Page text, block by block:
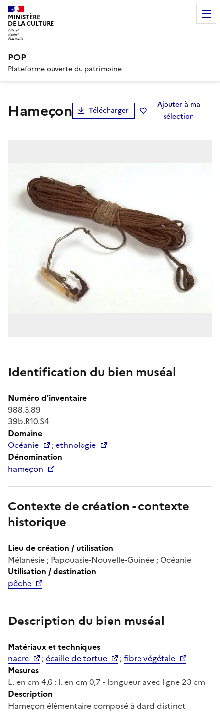
MINISTÈRE
DE LA CULTURE
POP
Plateforme ouverte du patrimoine
hameçon Télécharger
Ajouter à ma
sélection
Identification du bien muséal
Numéro d'inventaire
988.3.89
39b.R10.S4
Domaine
Océanie
;ethnologie
Dénomination
hameçon
Contexte de création - contexte
historique
Lieu de création / utilisation
Mélanésie ; Papouasie-Nouvelle-Guinée ; Océanie
Utilisation / destination
pêche
Description du bien muséal
Matériaux et techniques
nacre
;écaille de tortue ;fibre végétale
Mesures
L. en cm 4,6 ; l. en cm 0,7 - longueur avec ligne 23 cm
Description
Hameçon élémentaire composé à dard distinct